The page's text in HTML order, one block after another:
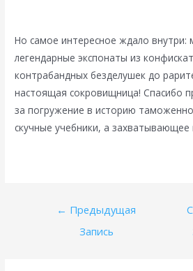
Но самое интересное ждало внутри:
легендарные экспонаты из
контрабандных безделушек до
настоящая сокровищница! Спасибо
за погружение в историю
скучные учебники, а захватывающее
Навигация
← Предыдущая
Запись